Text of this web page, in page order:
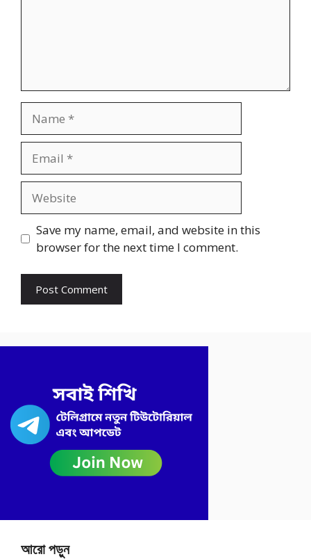
Save my name, email, and website in this
browser for the next time I comment.
আরো পড়ুন